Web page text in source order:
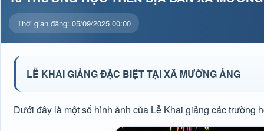
Thời gian đăng: 05/09/2025 00:00
LỄ KHAI GIẢNG ĐẶC BIỆT TẠI XÃ MƯỜNG ẢNG
Dưới đây là một số hình ảnh của Lễ Khai giảng các trường